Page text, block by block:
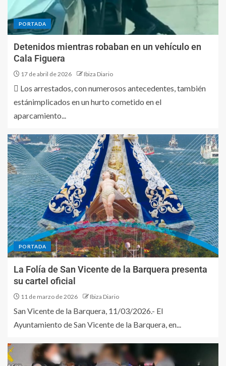
PORTADA
Detenidos mientras robaban en un vehículo en
Cala Figuera
17 de abril de 2026 Ibiza Diario
 Los arrestados, con numerosos antecedentes, también
estánimplicados en un hurto cometido en el
aparcamiento...
PORTADA
La Folía de San Vicente de la Barquera presenta
su cartel oficial
11 de marzo de 2026 Ibiza Diario
San Vicente de la Barquera, 11/03/2026.- El
Ayuntamiento de San Vicente de la Barquera, en...